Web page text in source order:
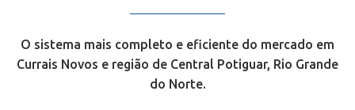
O sistema mais completo e eficiente do mercado em
Currais Novos e região de Central Potiguar, Rio Grande
do Norte.